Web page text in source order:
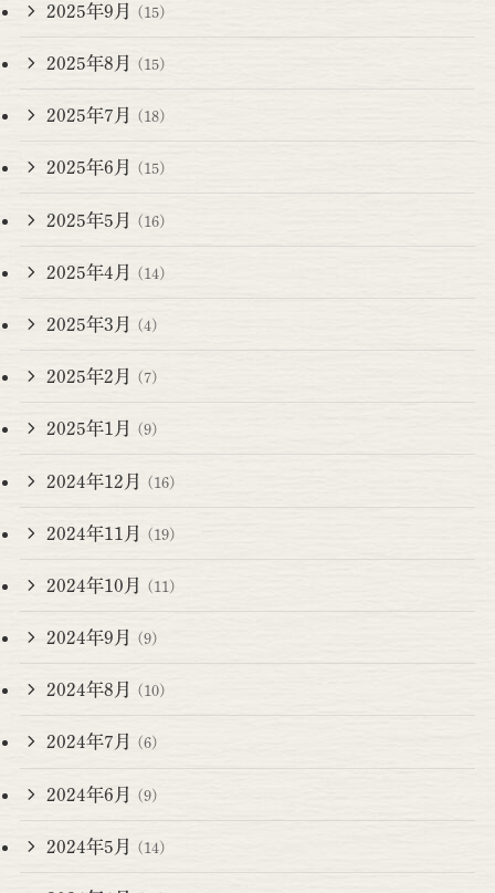
2025年9月 (15)
2025年8月 (15)
2025年7月 (18)
2025年6月 (15)
2025年5月 (16)
2025年4月 (14)
2025年3月 (4)
2025年2月 (7)
2025年1月 (9)
2024年12月 (16)
2024年11月 (19)
2024年10月 (11)
2024年9月 (9)
2024年8月 (10)
2024年7月 (6)
2024年6月 (9)
2024年5月 (14)